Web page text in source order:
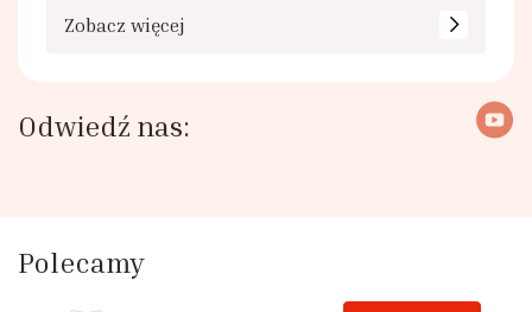
Zobacz więcej
Odwiedź nas:
Polecamy